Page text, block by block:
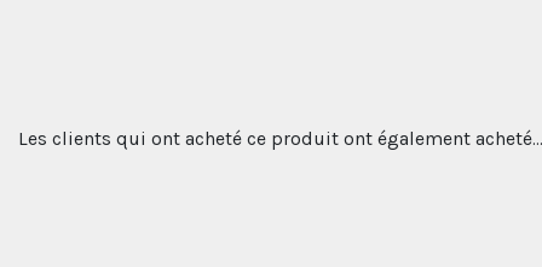
Les clients qui ont acheté ce produit ont également acheté...